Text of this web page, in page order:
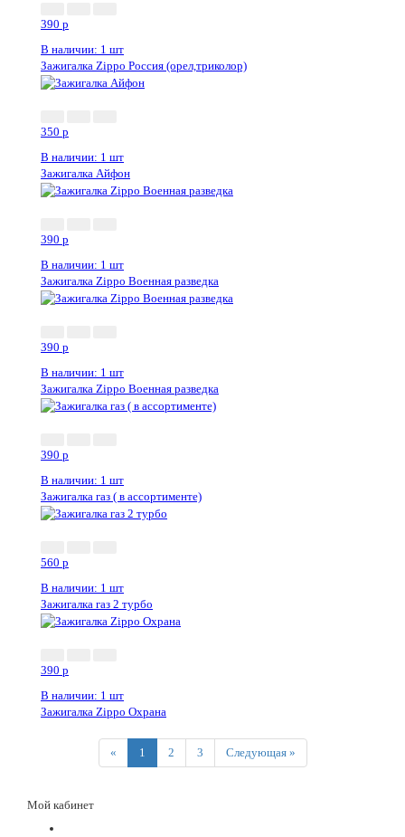
390 p
В наличии: 1 шт
Зажигалка Zippo Россия (орел,триколор)
350 p
В наличии: 1 шт
Зажигалка Айфон
390 p
В наличии: 1 шт
Зажигалка Zippo Военная разведка
390 p
В наличии: 1 шт
Зажигалка Zippo Военная разведка
390 p
В наличии: 1 шт
Зажигалка газ ( в ассортименте)
560 p
В наличии: 1 шт
Зажигалка газ 2 турбо
390 p
В наличии: 1 шт
Зажигалка Zippo Охрана
«Previous
1 2 3 Следующая »Next
Мой кабинет